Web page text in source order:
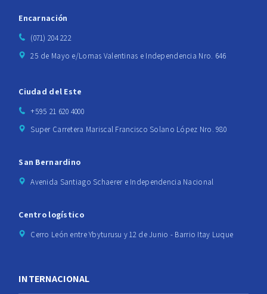
Encarnación
(071) 204 222
25 de Mayo e/Lomas Valentinas e Independencia Nro. 646
Ciudad del Este
+595 21 620 4000
Super Carretera Mariscal Francisco Solano López Nro. 980
San Bernardino
Avenida Santiago Schaerer e Independencia Nacional
Centro logístico
Cerro León entre Ybyturusu y 12 de Junio - Barrio Itay Luque
INTERNACIONAL